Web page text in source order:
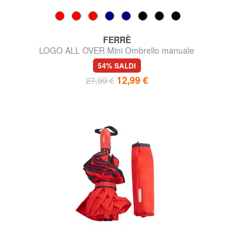
FERRÈ
LOGO ALL OVER Mini Ombrello manuale
54% SALDI
27,99 € 12,99 €